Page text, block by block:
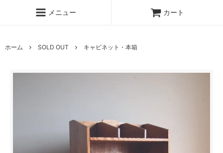
メニュー カート
ホーム SOLD OUT キャビネット・本箱